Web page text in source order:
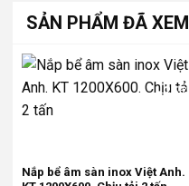
SẢN PHẨM ĐÃ XEM
-25%
Nắp bể âm sàn inox Việt Anh.